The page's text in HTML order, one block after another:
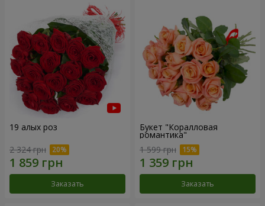
19 алых роз
2 324 грн
Заказать
Букет "Коралловая
романтика"
1 599 грн
Заказать